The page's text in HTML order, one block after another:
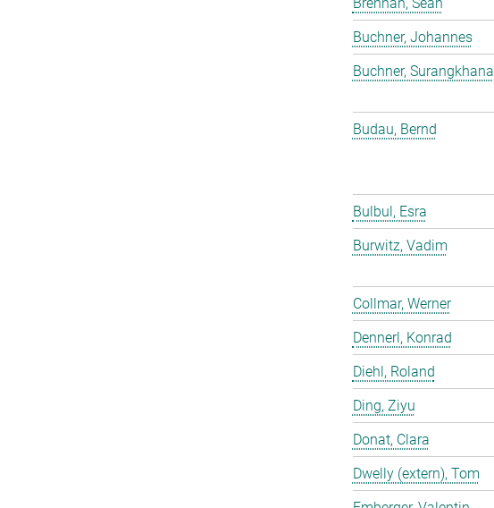
Buchner, Johannes
Buchner, Surangkhana
Budau, Bernd
Bulbul, Esra
Burwitz, Vadim
Collmar, Werner
Dennerl, Konrad
Diehl, Roland
Ding, Ziyu
Donat, Clara
Dwelly (extern), Tom